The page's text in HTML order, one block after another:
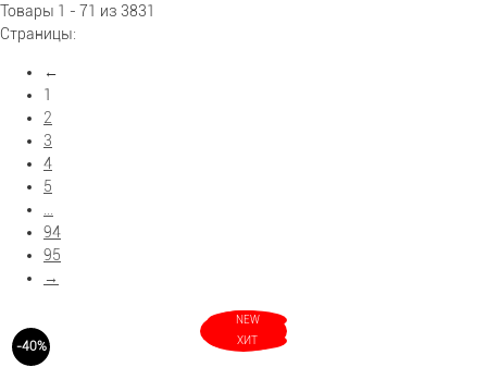
Товары 1 - 71 из 3831
Страницы:
←
1
2
3
4
5
94
95
→
-40%
NEW
ХИТ